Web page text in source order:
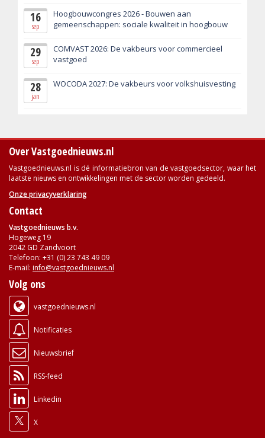
16
sep
Hoogbouwcongres 2026 - Bouwen aan
gemeenschappen: sociale kwaliteit in hoogbouw
29
sep
COMVAST 2026: De vakbeurs voor commercieel
vastgoed
28
jan
WOCODA 2027: De vakbeurs voor volkshuisvesting
Over Vastgoednieuws.nl
Vastgoednieuws.nl is dé informatiebron van de vastgoedsector, waar het
laatste nieuws en ontwikkelingen met de sector worden gedeeld.
Onze privacyverklaring
Contact
Vastgoednieuws b.v.
Hogeweg 19
2042 GD Zandvoort
Telefoon: +31 (0) 23 743 49 09
E-mail: info@vastgoednieuws.nl
Volg ons
vastgoednieuws.nl
Notificaties
Nieuwsbrief
RSS-feed
Linkedin
X